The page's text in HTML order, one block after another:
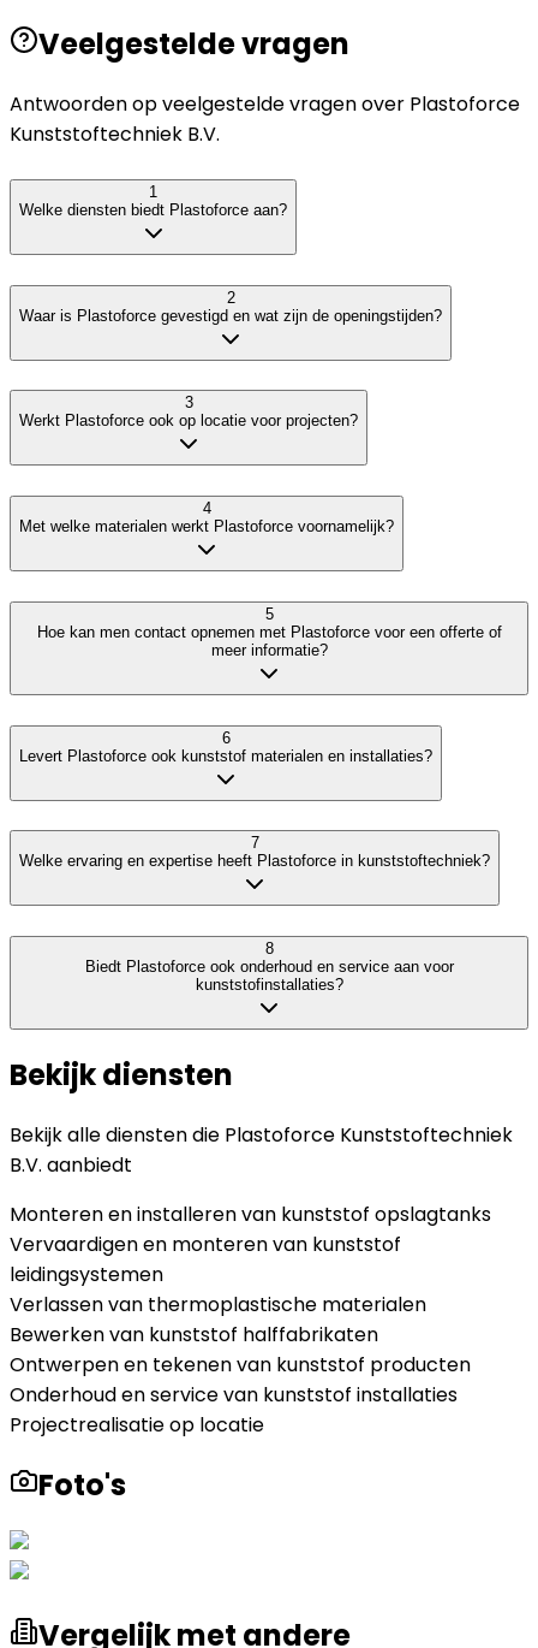
Veelgestelde vragen
Antwoorden op veelgestelde vragen over Plastoforce
Kunststoftechniek B.V.
1
Welke diensten biedt Plastoforce aan?
2
Waar is Plastoforce gevestigd en wat zijn de openingstijden?
3
Werkt Plastoforce ook op locatie voor projecten?
4
Met welke materialen werkt Plastoforce voornamelijk?
5
Hoe kan men contact opnemen met Plastoforce voor een offerte of
meer informatie?
6
Levert Plastoforce ook kunststof materialen en installaties?
7
Welke ervaring en expertise heeft Plastoforce in kunststoftechniek?
8
Biedt Plastoforce ook onderhoud en service aan voor
kunststofinstallaties?
Bekijk diensten
Bekijk alle diensten die Plastoforce Kunststoftechniek
B.V. aanbiedt
Monteren en installeren van kunststof opslagtanks
Vervaardigen en monteren van kunststof
leidingsystemen
Verlassen van thermoplastische materialen
Bewerken van kunststof halffabrikaten
Ontwerpen en tekenen van kunststof producten
Onderhoud en service van kunststof installaties
Projectrealisatie op locatie
Foto's
Vergelijk met andere